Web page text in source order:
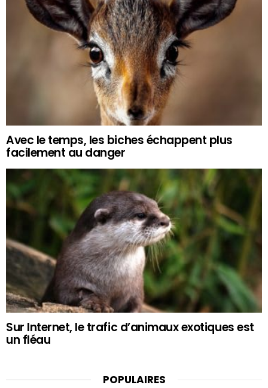
Avec le temps, les biches échappent plus
facilement au danger
Sur Internet, le trafic d’animaux exotiques est
un fléau
POPULAIRES